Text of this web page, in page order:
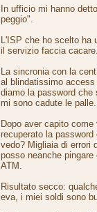
In ufficio mi hanno
peggio".
L'ISP che ho scelto ha
il servizio faccia cacare.
La sincronia con la
al blindatissimo
diamo la password che
mi sono cadute le palle.
Dopo aver capito
recuperato la
vedo? Migliaia di errori
posso neanche
ATM.
Risultato secco:
eva, i miei soldi sono